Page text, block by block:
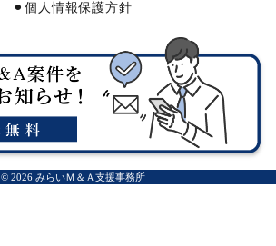
⚫︎個人情報保護方針
© 2026 みらいＭ＆Ａ支援事務所